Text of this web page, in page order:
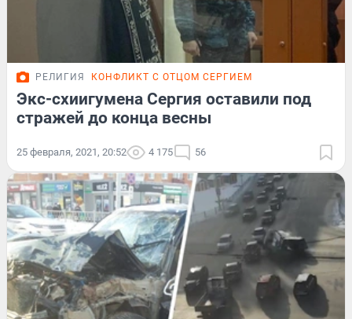
РЕЛИГИЯ КОНФЛИКТ С ОТЦОМ СЕРГИЕМ
Экс-схиигумена Сергия оставили под
стражей до конца весны
25 февраля, 2021, 20:52 4 175 56